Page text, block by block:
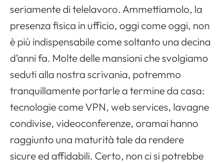
seriamente di telelavoro. Ammettiamolo, la
presenza fisica in ufficio, oggi come oggi, non
è più indispensabile come soltanto una decina
d’anni fa. Molte delle mansioni che svolgiamo
seduti alla nostra scrivania, potremmo
tranquillamente portarle a termine da casa:
tecnologie come VPN, web services, lavagne
condivise, videoconferenze, oramai hanno
raggiunto una maturità tale da rendere
sicure ed affidabili. Certo, non ci si potrebbe